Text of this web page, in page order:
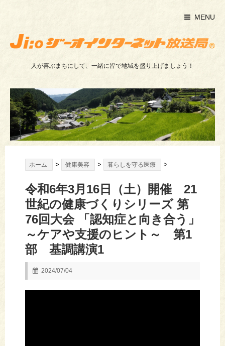
MENU
人が喜ぶまちにして、一緒に皆で地域を盛り上げましょう！
ホーム > 健康美容 > 暮らしを守る医療 >
令和6年3月16日（土）開催 21
世紀の健康づくりシリーズ 第
76回大会 「認知症と向き合う」
～ケアや支援のヒント～ 第1
部 基調講演1
2024/07/04